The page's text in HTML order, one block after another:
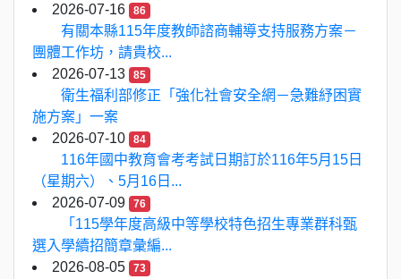
2026-07-16
86
有關本縣115年度教師諮商輔導支持服務方案－
團體工作坊，請貴校...
2026-07-13
85
衛生福利部修正「強化社會安全網－急難紓困實
施方案」一案
2026-07-10
84
116年國中教育會考考試日期訂於116年5月15日
（星期六）、5月16日...
2026-07-09
76
「115學年度高級中等學校特色招生專業群科甄
選入學續招簡章彙編...
2026-08-05
73